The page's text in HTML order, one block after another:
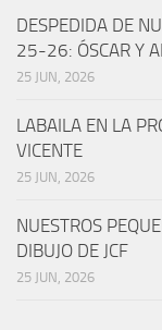
DESPEDIDA DE
25-26: ÓSCAR Y
25 JUN, 2026
LABAILA EN LA
VICENTE
25 JUN, 2026
NUESTROS
DIBUJO DE JCF
25 JUN, 2026